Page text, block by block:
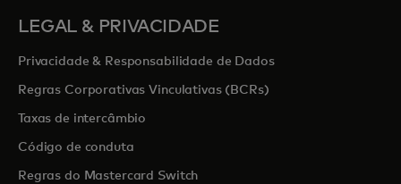
LEGAL & PRIVACIDADE
Privacidade & Responsabilidade de Dados
Regras Corporativas Vinculativas (BCRs)
Taxas de intercâmbio
Código de conduta
Regras do Mastercard Switch